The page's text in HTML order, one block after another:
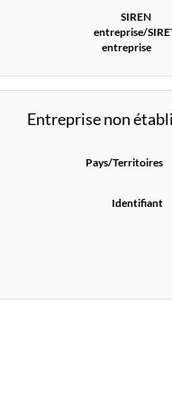
SIREN
entreprise/
entreprise
Entreprise non
Pays/Territoires
Identifiant